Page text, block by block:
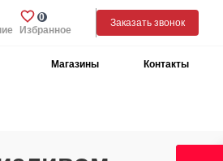
Избранное
0
Заказать звонок
Магазины Контакты